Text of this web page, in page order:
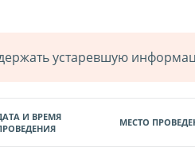
устаревшую
И ВРЕМЯ
МЕСТО